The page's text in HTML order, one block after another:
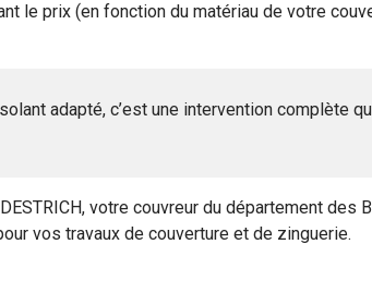
le prix (en fonction du matériau de votre
adapté, c’est une intervention complète
votre couvreur du département des
vos travaux de couverture et de zinguerie.